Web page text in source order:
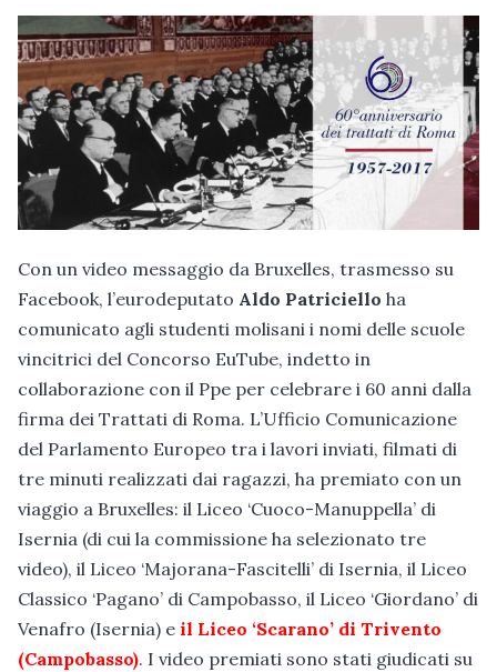
Con un video messaggio da Bruxelles, trasmesso su
Facebook, l’eurodeputato Aldo Patriciello ha
comunicato agli studenti molisani i nomi delle scuole
vincitrici del Concorso EuTube, indetto in
collaborazione con il Ppe per celebrare i 60 anni dalla
firma dei Trattati di Roma. L’Ufficio Comunicazione
del Parlamento Europeo tra i lavori inviati, filmati di
tre minuti realizzati dai ragazzi, ha premiato con un
viaggio a Bruxelles: il Liceo ‘Cuoco-Manuppella’ di
Isernia (di cui la commissione ha selezionato tre
video), il Liceo ‘Majorana-Fascitelli’ di Isernia, il Liceo
Classico ‘Pagano’ di Campobasso, il Liceo ‘Giordano’ di
Venafro (Isernia) e il Liceo ‘Scarano’ di Trivento
(Campobasso). I video premiati sono stati giudicati su